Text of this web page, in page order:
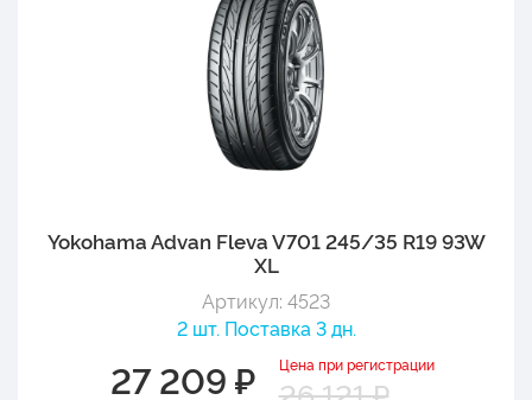
Yokohama Advan Fleva V701 245/35 R19 93W
XL
Артикул: 4523
2 шт. Поставка 3 дн.
27 209 ₽ Цена при регистрации